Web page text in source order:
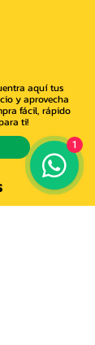
aquí tus
y aprovecha
fácil, rápido
ti!
1